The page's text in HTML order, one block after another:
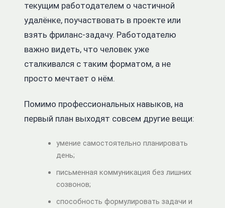
текущим работодателем о частичной
удалёнке, поучаствовать в проекте или
взять фриланс-задачу. Работодателю
важно видеть, что человек уже
сталкивался с таким форматом, а не
просто мечтает о нём.
Помимо профессиональных навыков, на
первый план выходят совсем другие вещи:
умение самостоятельно планировать
день;
письменная коммуникация без лишних
созвонов;
способность формулировать задачи и